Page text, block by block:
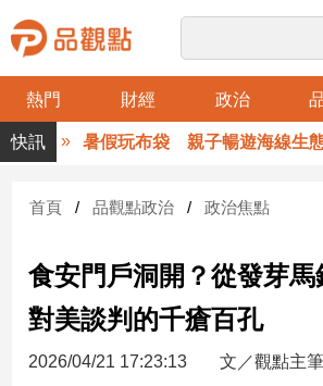
熱門 財經 政治
品
觀
財
台
財
新
暑假玩布袋 親子暢遊海線生態
首頁 品觀點政治 政治焦點
食安門戶洞開？從發芽
對美談判的千瘡百孔
2026/04/21 17:23:13 文／觀點主